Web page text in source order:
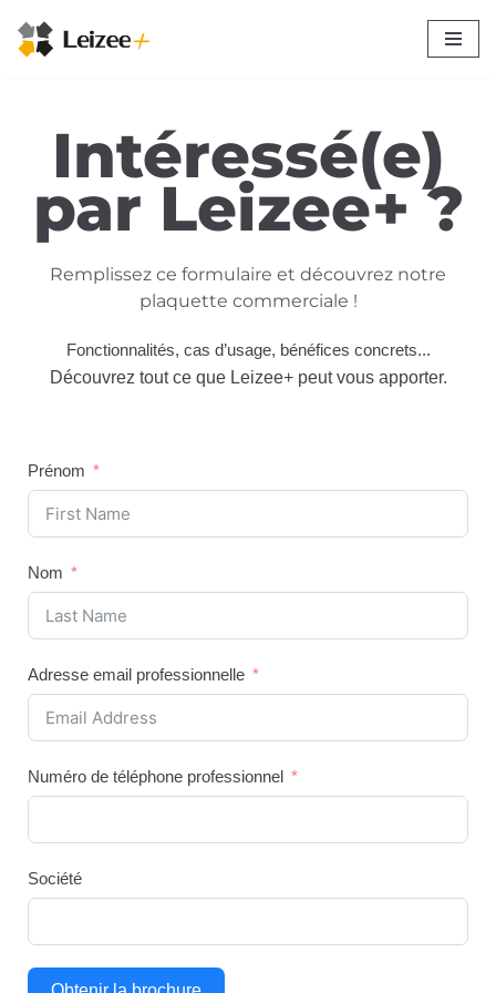
Aller
Intéressé(e)
par Leizee+ ?
Remplissez ce formulaire et découvrez notre
plaquette commerciale !
Fonctionnalités, cas d’usage, bénéfices concrets...
Découvrez tout ce que Leizee+ peut vous apporter.
Prénom
Nom
Adresse email professionnelle
Numéro de téléphone professionnel
Société